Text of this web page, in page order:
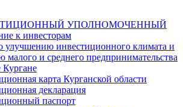
УПОЛНОМОЧЕННЫЙ
к инвесторам
улучшению инвестиционного климата и
малого и среднего предпринимательства
Кургане
карта Курганской области
декларация
паспорт